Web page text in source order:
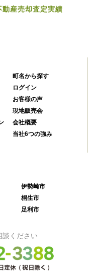
動産売却査定実績
町名から探す
ログイン
お客様の声
現地販売会
会社概要
当社6つの強み
伊勢崎市
桐生市
足利市
談ください